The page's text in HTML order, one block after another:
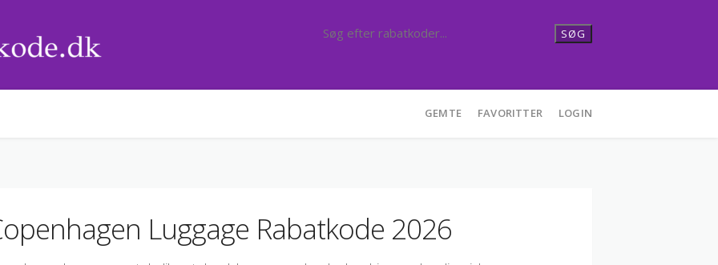
SØG
GEMTE FAVORITTER LOGIN
Luggage Rabatkode 2026